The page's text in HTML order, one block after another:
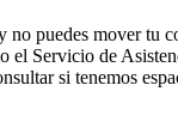
no puedes mover tu
el Servicio de
si tenemos